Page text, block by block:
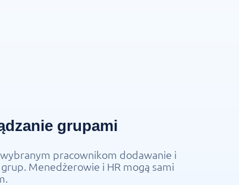
grupami
pracownikom dodawanie i
Menedżerowie i HR mogą sami